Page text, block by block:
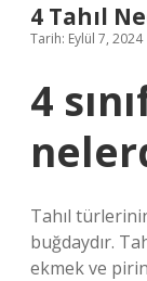
4 Tahıl
Tarih: Eylül 7, 2024
4
Tahıl
buğdaydır.
ekmek ve